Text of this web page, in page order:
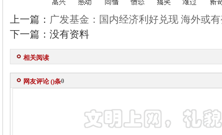
上一篇： 广发基金：国内经济利好兑现 海外或
下一篇：没有资料
相关阅读
网友评论 ( 0
)条